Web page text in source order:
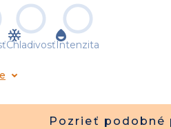
ChladivosťIntenzita
Pozrieť podobné